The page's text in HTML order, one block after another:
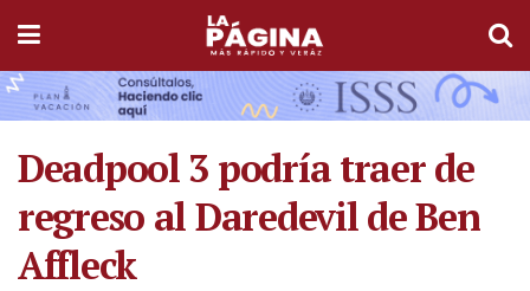
Deadpool 3 podría traer de
regreso al Daredevil de Ben
Affleck